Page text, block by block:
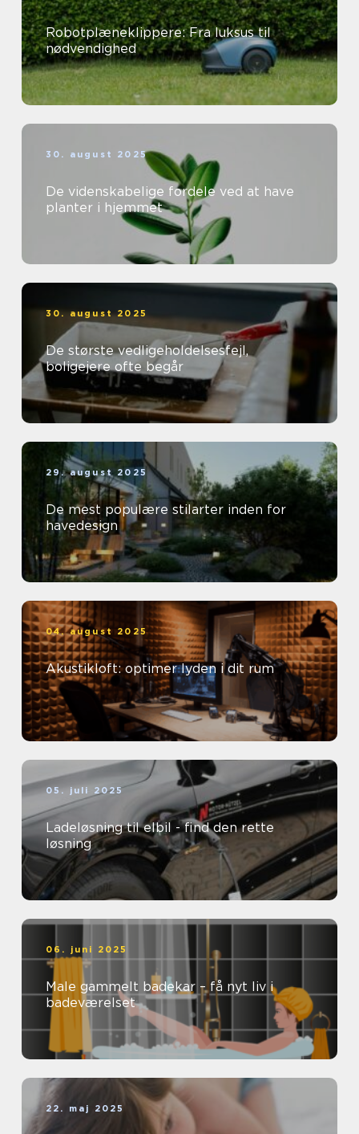
Robotplæneklippere: Fra luksus til
nødvendighed
30. august 2025
De videnskabelige fordele ved at have
planter i hjemmet
30. august 2025
De største vedligeholdelsesfejl,
boligejere ofte begår
29. august 2025
De mest populære stilarter inden for
havedesign
04. august 2025
Akustikloft: optimer lyden i dit rum
05. juli 2025
Ladeløsning til elbil - find den rette
løsning
06. juni 2025
Male gammelt badekar – få nyt liv i
badeværelset
22. maj 2025